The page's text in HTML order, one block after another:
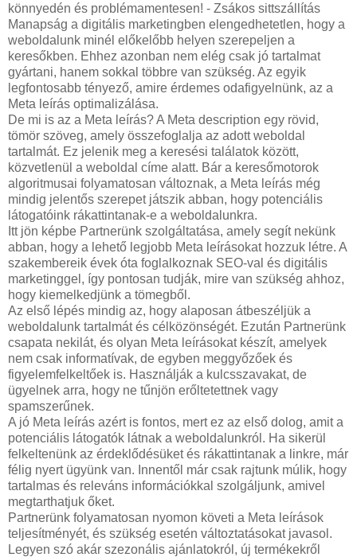
könnyedén és problémamentesen! - Zsákos sittszállítás
Manapság a digitális marketingben elengedhetetlen, hogy a
weboldalunk minél előkelőbb helyen szerepeljen a
keresőkben. Ehhez azonban nem elég csak jó tartalmat
gyártani, hanem sokkal többre van szükség. Az egyik
legfontosabb tényező, amire érdemes odafigyelnünk, az a
Meta leírás optimalizálása.
De mi is az a Meta leírás? A Meta description egy rövid,
tömör szöveg, amely összefoglalja az adott weboldal
tartalmát. Ez jelenik meg a keresési találatok között,
közvetlenül a weboldal címe alatt. Bár a keresőmotorok
algoritmusai folyamatosan változnak, a Meta leírás még
mindig jelentős szerepet játszik abban, hogy potenciális
látogatóink rákattintanak-e a weboldalunkra.
Itt jön képbe Partnerünk szolgáltatása, amely segít nekünk
abban, hogy a lehető legjobb Meta leírásokat hozzuk létre. A
szakembereik évek óta foglalkoznak SEO-val és digitális
marketinggel, így pontosan tudják, mire van szükség ahhoz,
hogy kiemelkedjünk a tömegből.
Az első lépés mindig az, hogy alaposan átbeszéljük a
weboldalunk tartalmát és célközönségét. Ezután Partnerünk
csapata nekilát, és olyan Meta leírásokat készít, amelyek
nem csak informatívak, de egyben meggyőzőek és
figyelemfelkeltőek is. Használják a kulcsszavakat, de
ügyelnek arra, hogy ne tűnjön erőltetettnek vagy
spamszerűnek.
A jó Meta leírás azért is fontos, mert ez az első dolog, amit a
potenciális látogatók látnak a weboldalunkról. Ha sikerül
felkeltenünk az érdeklődésüket és rákattintanak a linkre, már
félig nyert ügyünk van. Innentől már csak rajtunk múlik, hogy
tartalmas és releváns információkkal szolgáljunk, amivel
megtarthatjuk őket.
Partnerünk folyamatosan nyomon követi a Meta leírások
teljesítményét, és szükség esetén változtatásokat javasol.
Legyen szó akár szezonális ajánlatokról, új termékekről